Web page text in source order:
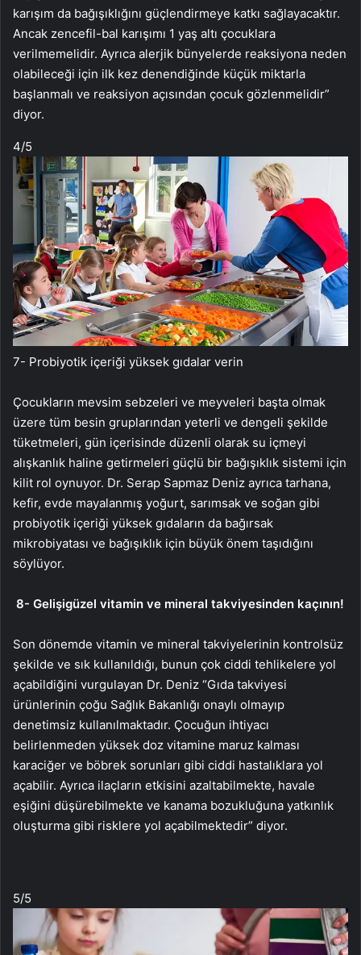
karışım da bağışıklığını güçlendirmeye katkı sağlayacaktır.
Ancak zencefil-bal karışımı 1 yaş altı çocuklara
verilmemelidir. Ayrıca alerjik bünyelerde reaksiyona neden
olabileceği için ilk kez denendiğinde küçük miktarla
başlanmalı ve reaksiyon açısından çocuk gözlenmelidir”
diyor.
4/5
7- Probiyotik içeriği yüksek gıdalar verin
Çocukların mevsim sebzeleri ve meyveleri başta olmak
üzere tüm besin gruplarından yeterli ve dengeli şekilde
tüketmeleri, gün içerisinde düzenli olarak su içmeyi
alışkanlık haline getirmeleri güçlü bir bağışıklık sistemi için
kilit rol oynuyor. Dr. Serap Sapmaz Deniz ayrıca tarhana,
kefir, evde mayalanmış yoğurt, sarımsak ve soğan gibi
probiyotik içeriği yüksek gıdaların da bağırsak
mikrobiyatası ve bağışıklık için büyük önem taşıdığını
söylüyor.
8- Gelişigüzel vitamin ve mineral takviyesinden kaçının!
Son dönemde vitamin ve mineral takviyelerinin kontrolsüz
şekilde ve sık kullanıldığı, bunun çok ciddi tehlikelere yol
açabildiğini vurgulayan Dr. Deniz “Gıda takviyesi
ürünlerinin çoğu Sağlık Bakanlığı onaylı olmayıp
denetimsiz kullanılmaktadır. Çocuğun ihtiyacı
belirlenmeden yüksek doz vitamine maruz kalması
karaciğer ve böbrek sorunları gibi ciddi hastalıklara yol
açabilir. Ayrıca ilaçların etkisini azaltabilmekte, havale
eşiğini düşürebilmekte ve kanama bozukluğuna yatkınlık
oluşturma gibi risklere yol açabilmektedir” diyor.
5/5